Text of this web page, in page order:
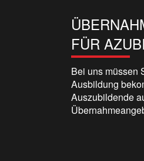
FÜR
Bei uns müssen
Ausbildung
Auszubildende